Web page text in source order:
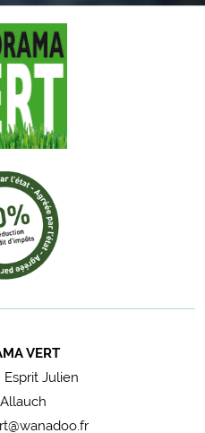
VERT
Esprit Julien